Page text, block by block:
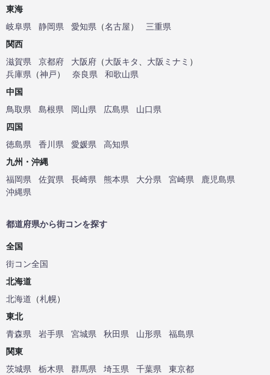
東海
岐阜県
静岡県 愛知県 （名古屋）
三重県
関西
滋賀県
京都府 大阪府 （大阪キタ 大阪ミナミ ）
兵庫県 （神戸） 奈良県
和歌山県
中国
鳥取県
島根県 岡山県 広島県
山口県
四国
徳島県
香川県 愛媛県
高知県
九州・沖縄
福岡県
佐賀県 長崎県 熊本県 大分県 宮崎県
鹿児島県
沖縄県
都道府県から街コンを探す
全国
街コン全国
北海道
北海道 （札幌）
東北
青森県
岩手県 宮城県 秋田県 山形県
福島県
関東
茨城県
栃木県 群馬県 埼玉県 千葉県
東京都